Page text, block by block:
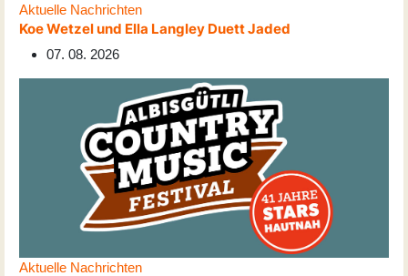
Aktuelle Nachrichten
Koe Wetzel und Ella Langley Duett Jaded
07. 08. 2026
Aktuelle Nachrichten